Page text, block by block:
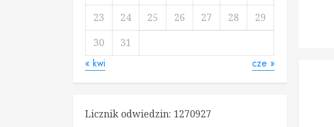
23
24 25 26 27 28
29
30
31
« kwi cze »
Licznik odwiedzin: 1270927